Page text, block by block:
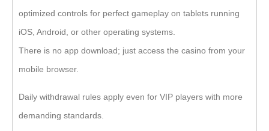
optimized controls for perfect gameplay on tablets running
iOS, Android, or other operating systems.
There is no app download; just access the casino from your
mobile browser.
Daily withdrawal rules apply even for VIP players with more
demanding standards.